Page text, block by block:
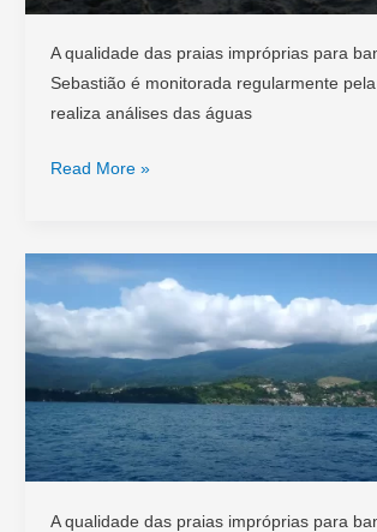
A qualidade das praias impróprias para
Sebastião é monitorada regularmente
realiza análises das águas
Praias
São
Sebastião:
Consulte
antes
de
Viajar
Read More »
A qualidade das praias impróprias para